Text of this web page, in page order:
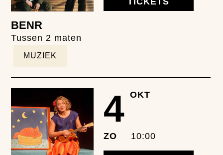
BENR
Tussen 2 maten
MUZIEK
4 OKT
ZO 10:00